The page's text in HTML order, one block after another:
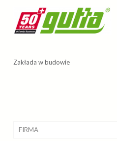
Zakłada w budowie
FIRMA